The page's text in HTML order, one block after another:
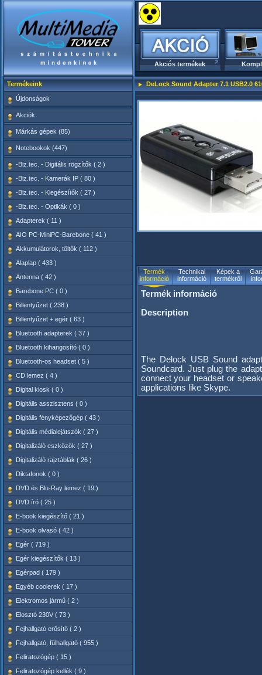
Akciós termékek
Termékeink
Újdonságok
Akciók
Márkás gépek (85)
Notebookok (447)
-Biz.tec. - Digitális rögzítők ( 2 )
-Biz.tec. - Kamerák IP ( 80 )
-Biz.tec. - Kiegészítők ( 27 )
-Biz.tec. - Optikák ( 0 )
Adapterek ( 11 )
AIO PC-MiniPC-Barebone ( 41 )
Akkumulátorok, töltők ( 112 )
Alaplap ( 433 )
Antenna ( 42 )
Barebone PC ( 0 )
Billentyűzet ( 238 )
Billentyűzet + egér ( 63 )
Bluetooth adapterek ( 37 )
Bluetooth kihangosító ( 0 )
Bluetooth-os headset ( 5 )
CD lemez ( 4 )
Digital kiosk ( 0 )
Digitális asszisztens ( 0 )
Digitális fényképezőgép ( 43 )
Digitális médialejátszók ( 27 )
Digitalizáló eszközök ( 27 )
Digitalizáló rajztáblák ( 26 )
Diktafonok ( 0 )
DVD és Blu-Ray lemez ( 19 )
DVD író ( 25 )
E-book kiegészítő ( 21 )
E-book olvasó ( 42 )
Egér ( 719 )
Egér kiegészítők ( 13 )
Egérpad ( 179 )
Egyéb coolerek ( 17 )
Elektromos jármű ( 2 )
Elosztó 230V ( 73 )
Fejhallgató erősítő ( 2 )
Fejhallgató, fülhallgató ( 955 )
Feliratozógép ( 15 )
Feliratozógép kellék ( 9 )
DeLock Sound Adapter 7.1 USB2.0
Termék
információ
Technikai
információ
Képek a
termékről
Termék információ
Description
The Delock USB Sound
Soundcard. Just plug the
connect your headset or
applications like Skype.